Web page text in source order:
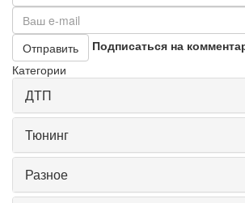
Отправить
Подписаться на
Категории
ДТП
Тюнинг
Разное